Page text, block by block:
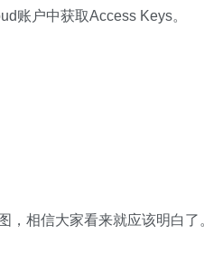
账户中获取Access Keys。
，相信大家看来就应该明白了